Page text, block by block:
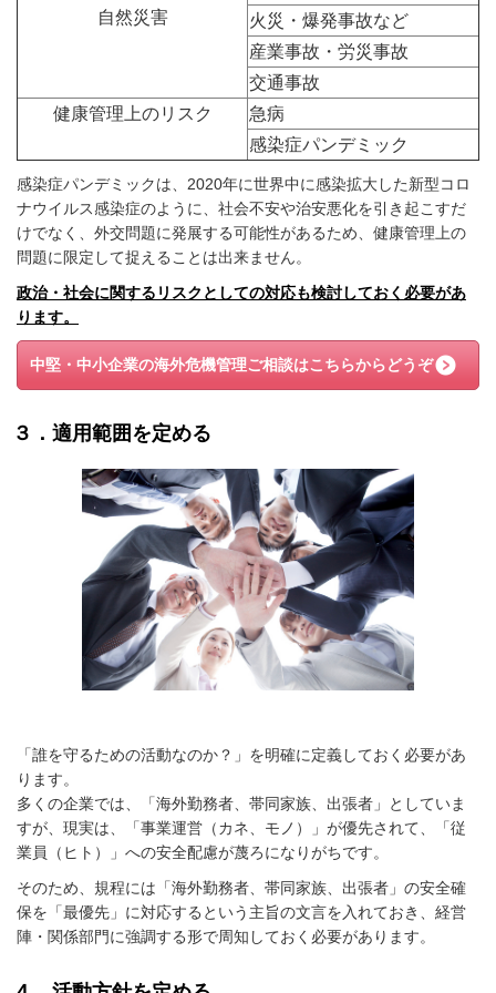
自然災害
火災・爆発事故など
産業事故・労災事故
交通事故
健康管理上のリスク
急病
感染症パンデミック
感染症パンデミックは、2020年に世界中に感染拡大した新型コロ
ナウイルス感染症のように、社会不安や治安悪化を引き起こすだ
けでなく、外交問題に発展する可能性があるため、健康管理上の
問題に限定して捉えることは出来ません。
政治・社会に関するリスクとしての対応も検討しておく必要があ
ります。
中堅・中小企業の海外危機管理ご相談はこちらからどうぞ
３．適用範囲を定める
「誰を守るための活動なのか？」を明確に定義しておく必要があ
ります。
多くの企業では、「海外勤務者、帯同家族、出張者」としていま
すが、現実は、「事業運営（カネ、モノ）」が優先されて、「従
業員（ヒト）」への安全配慮が蔑ろになりがちです。
そのため、規程には「海外勤務者、帯同家族、出張者」の安全確
保を「最優先」に対応するという主旨の文言を入れておき、経営
陣・関係部門に強調する形で周知しておく必要があります。